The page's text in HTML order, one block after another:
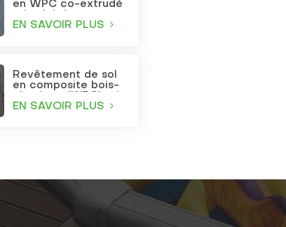
en WPC co-extrudé
carrés
EN SAVOIR PLUS
Revêtement de sol
en composite bois-
foncé gaufré pour
EN SAVOIR PLUS